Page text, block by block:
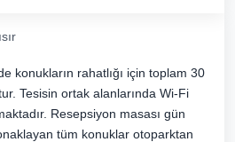
konukların rahatlığı için toplam 30
Tesisin ortak alanlarında Wi-Fi
Resepsiyon masası gün
tüm konuklar otoparktan